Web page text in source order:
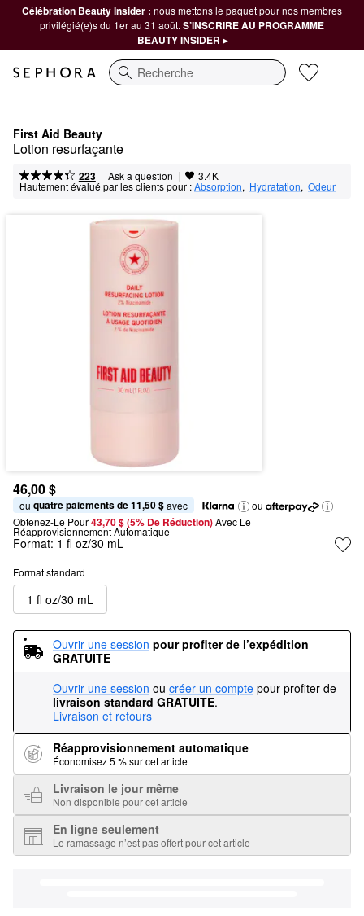
Célébration Beauty Insider : nous mettons le paquet pour nos membres
privilégié(e)s du 1er au 31 août. S’INSCRIRE AU PROGRAMME
BEAUTY INSIDER ▸
Recherche
First Aid Beauty
Lotion resurfaçante
223 | Ask a question | 3.4K
Hautement évalué par les clients pour :Absorption, Hydratation, Odeur
46,00 $
ou quatre paiements de 11,50 $ avec
ou
Obtenez-Le Pour43,70 $ (5% De Réduction) Avec Le
Réapprovisionnement Automatique
Format: 1 fl oz/30 mL
Format standard
1 fl oz/30 mL
Ouvrir une session pour profiter de l’expédition
GRATUITE
Ouvrir une session ou créer un compte pour profiter de
livraison standard GRATUITE.
Livraison et retours
Réapprovisionnement automatique
Économisez 5 % sur cet article
Livraison le jour même
Non disponible pour cet article
En ligne seulement
Le ramassage n’est pas offert pour cet article